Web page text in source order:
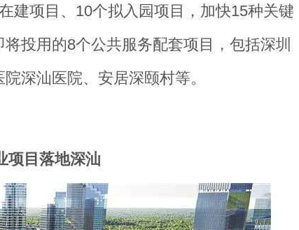
建项目、10个拟入园项目，加快15种关键
投用的8个公共服务配套项目，包括深圳
深汕医院、安居深颐村等。
项目落地深汕